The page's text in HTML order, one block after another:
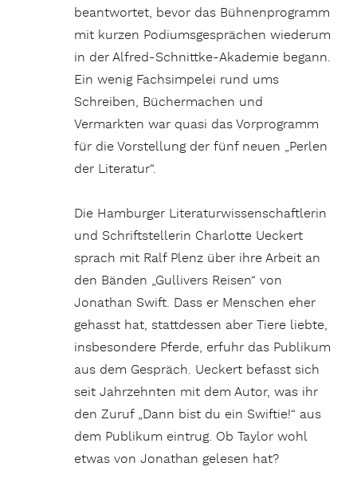
beantwortet, bevor das Bühnenprogramm
mit kurzen Podiumsgesprächen wiederum
in der Alfred-Schnittke-Akademie begann.
Ein wenig Fachsimpelei rund ums
Schreiben, Büchermachen und
Vermarkten war quasi das Vorprogramm
für die Vorstellung der fünf neuen „Perlen
der Literatur“.
Die Hamburger Literaturwissenschaftlerin
und Schriftstellerin Charlotte Ueckert
sprach mit Ralf Plenz über ihre Arbeit an
den Bänden „Gullivers Reisen“ von
Jonathan Swift. Dass er Menschen eher
gehasst hat, stattdessen aber Tiere liebte,
insbesondere Pferde, erfuhr das Publikum
aus dem Gespräch. Ueckert befasst sich
seit Jahrzehnten mit dem Autor, was ihr
den Zuruf „Dann bist du ein Swiftie!“ aus
dem Publikum eintrug. Ob Taylor wohl
etwas von Jonathan gelesen hat?